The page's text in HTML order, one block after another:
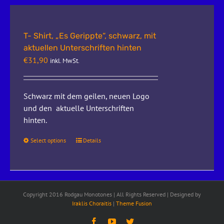
T- Shirt, „Es Gerippte“, schwarz, mit
aktuellen Unterschriften hinten
€31,90 inkl. MwSt.
Schwarz mit dem geilen, neuen Logo
und den aktuelle Unterschriften
hinten.
Select options Details
Copyright 2016 Rodgau Monotones | All Rights Reserved | Designed by
Iraklis Choraitis | Theme Fusion
FacebookYouTubeTwitter